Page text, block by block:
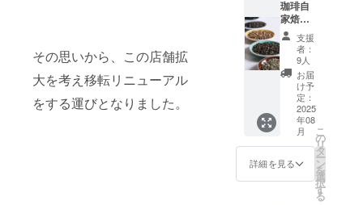
その思いから、この店舗拡
大を考え移転リニューアル
をする運びとなりました。
ｇ 消
費期限
はコー
ヒーは
ありま
せん
が、当
店では
焙煎後
約3か月
以内を
目安に
してい
珈琲自
家焙煎
豆】 目
標額未
達成時
でも全
員に
5000円
分の
コー
ヒー豆
（粉）
をリ
ターン
致しま
支援
者：
9人
お届
け予
定：
2025
年08
月
詳細を見る
こ
の
リ
タ
ー
ン
を
選
択
す
る